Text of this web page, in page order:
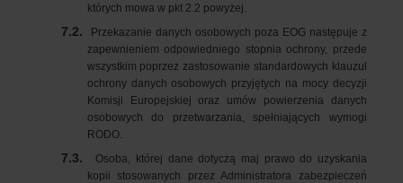
których mowa w pkt 2.2 powyżej.
7.2.
Przekazanie danych osobowych poza EOG następuje z
zapewnieniem odpowiedniego stopnia ochrony, przede
wszystkim poprzez zastosowanie standardowych klauzul
ochrony danych osobowych przyjętych na mocy decyzji
Komisji Europejskiej oraz umów powierzenia danych
osobowych do przetwarzania, spełniających wymogi
RODO.
7.3.
Osoba, której dane dotyczą maj prawo do uzyskania
kopii stosowanych przez Administratora zabezpieczeń